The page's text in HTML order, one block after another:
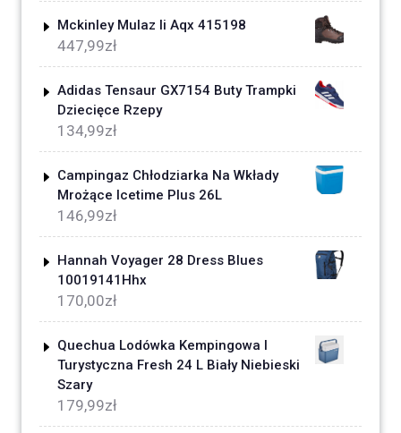
Mckinley Mulaz Ii Aqx 415198
447,99zł
Adidas Tensaur GX7154 Buty Trampki
Dziecięce Rzepy
134,99zł
Campingaz Chłodziarka Na Wkłady
Mrożące Icetime Plus 26L
146,99zł
Hannah Voyager 28 Dress Blues
10019141Hhx
170,00zł
Quechua Lodówka Kempingowa I
Turystyczna Fresh 24 L Biały Niebieski
Szary
179,99zł